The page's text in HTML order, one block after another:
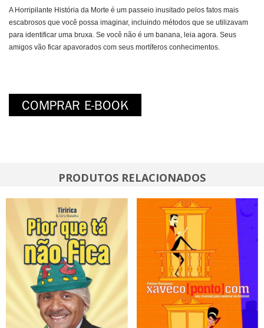
A Horripilante História da Morte é um passeio inusitado pelos fatos mais
escabrosos que você possa imaginar, incluindo métodos que se utilizavam
para identificar uma bruxa. Se você não é um banana, leia agora. Seus
amigos vão ficar apavorados com seus mortíferos conhecimentos.
PRODUTOS RELACIONADOS